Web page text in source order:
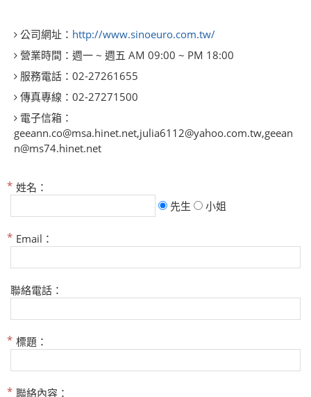
公司網址： http://www.sinoeuro.com.tw/
營業時間： 週一 ~ 週五 AM 09:00 ~ PM 18:00
服務電話： 02-27261655
傳真專線： 02-27271500
電子信箱：
geeann.co@msa.hinet.net,julia6112@yahoo.com.tw,geean
n@ms74.hinet.net
姓名：
先生
小姐
Email：
聯絡電話：
標題：
聯絡內容：